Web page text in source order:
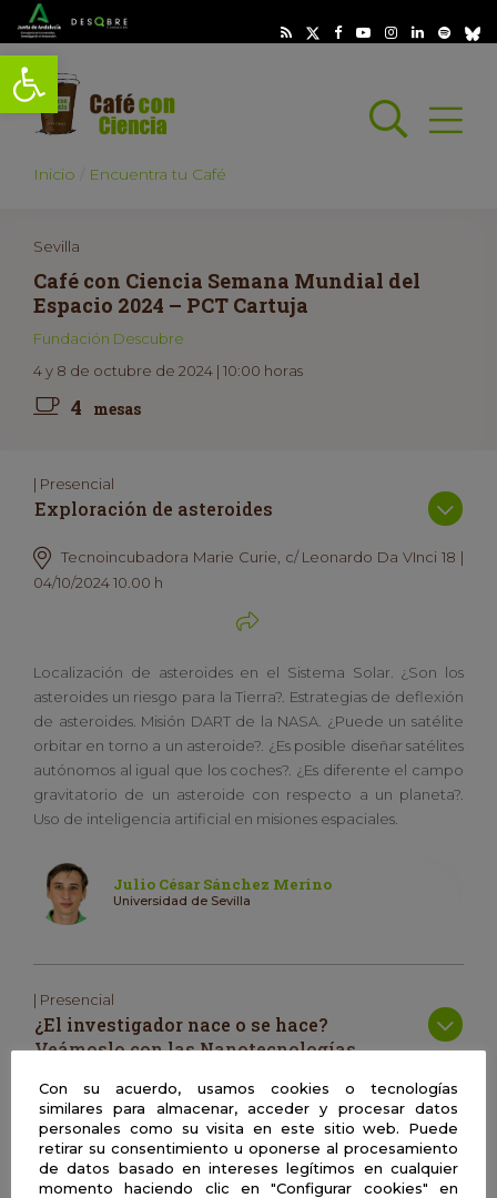
Abrir barra de herramientas
Abrir
Inicio Encuentra tu Café
Sevilla
Café con Ciencia Semana Mundial del
Espacio 2024 – PCT Cartuja
Fundación Descubre
4 y 8 de octubre de 2024 | 10:00 horas
4 mesas
| Presencial
Exploración de asteroides
Tecnoincubadora Marie Curie, c/ Leonardo Da VInci 18 |
04/10/2024 10.00 h
Localización de asteroides en el Sistema Solar. ¿Son los
asteroides un riesgo para la Tierra?. Estrategias de deflexión
de asteroides. Misión DART de la NASA. ¿Puede un satélite
orbitar en torno a un asteroide?. ¿Es posible diseñar satélites
autónomos al igual que los coches?. ¿Es diferente el campo
gravitatorio de un asteroide con respecto a un planeta?.
Uso de inteligencia artificial en misiones espaciales.
Julio César Sánchez Merino
Universidad de Sevilla
| Presencial
¿El investigador nace o se hace?
Veámoslo con las Nanotecnologías…
| Presencial
Investigación en Ingeniería
Aeroespacial
Con su acuerdo, usamos cookies o tecnologías
similares para almacenar, acceder y procesar datos
personales como su visita en este sitio web. Puede
retirar su consentimiento u oponerse al procesamiento
de datos basado en intereses legítimos en cualquier
momento haciendo clic en "Configurar cookies" en